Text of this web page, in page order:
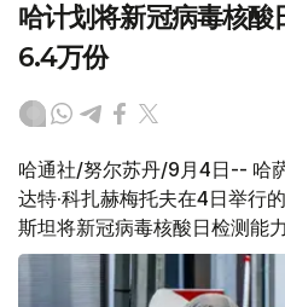
哈计划将新冠病毒核酸
6.4万份
哈通社/努尔苏丹/9月4日-- 哈
达特·科扎赫梅托夫在4日举行
斯坦将新冠病毒核酸日检测能